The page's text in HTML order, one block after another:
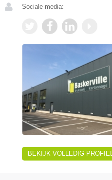
Sociale media:
BEKIJK VOLLEDIG PROFIEL